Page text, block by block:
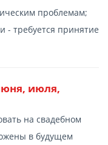
проблемам;
- требуется принятие
июля,
на свадебном
в будущем